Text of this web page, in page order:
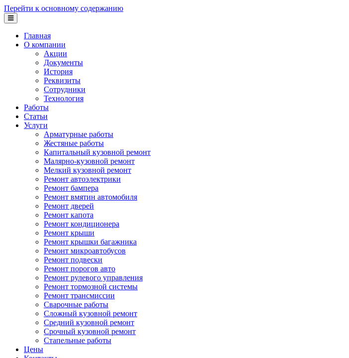
Перейти к основному содержанию
Главная
О компании
Акции
Документы
История
Реквизиты
Сотрудники
Технология
Работы
Статьи
Услуги
Арматурные работы
Жестяные работы
Капитальный кузовной ремонт
Малярно-кузовной ремонт
Мелкий кузовной ремонт
Ремонт автоэлектрики
Ремонт бампера
Ремонт вмятин автомобиля
Ремонт дверей
Ремонт капота
Ремонт кондиционера
Ремонт крыши
Ремонт крышки багажника
Ремонт микроавтобусов
Ремонт подвески
Ремонт порогов авто
Ремонт рулевого управления
Ремонт тормозной системы
Ремонт трансмиссии
Сварочные работы
Сложный кузовной ремонт
Средний кузовной ремонт
Срочный кузовной ремонт
Стапельные работы
Цены